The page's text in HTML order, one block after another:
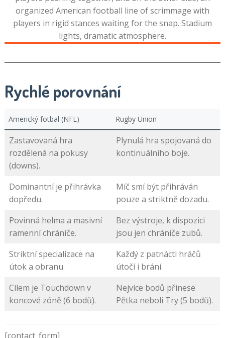
Rychlé porovnání
Americký fotbal (NFL) Rugby Union
Zastavovaná hra
rozdělená na pokusy
(downs).
Plynulá hra spojovaná do
kontinuálního boje.
Dominantní je přihrávka
dopředu.
Míč smí být přihráván
pouze a striktně dozadu.
Povinná helma a masivní
ramenní chrániče.
Bez výstroje, k dispozici
jsou jen chrániče zubů.
Striktní specializace na
útok a obranu.
Každý z patnácti hráčů
útočí i brání.
Cílem je Touchdown v
koncové zóně (6 bodů).
Nejvíce bodů přinese
Pětka neboli Try (5 bodů).
[contact_form]